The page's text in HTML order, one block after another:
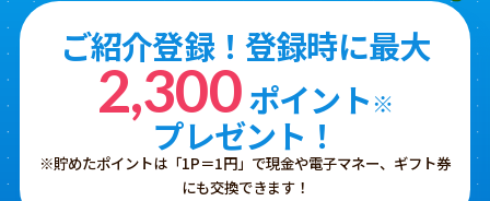
ご紹介登録！登録時に最大
2,300ポイント※
プレゼント！
※貯めたポイントは「1P＝1円」で現金や電子マネー、ギフト券
にも交換できます！